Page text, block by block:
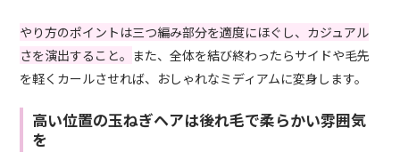
やり方のポイントは三つ編み部分を適度にほぐし、カジュアル
さを演出すること。 また、全体を結び終わったらサイドや毛先
を軽くカールさせれば、おしゃれなミディアムに変身します。
高い位置の玉ねぎヘアは後れ毛で柔らかい雰囲気
を